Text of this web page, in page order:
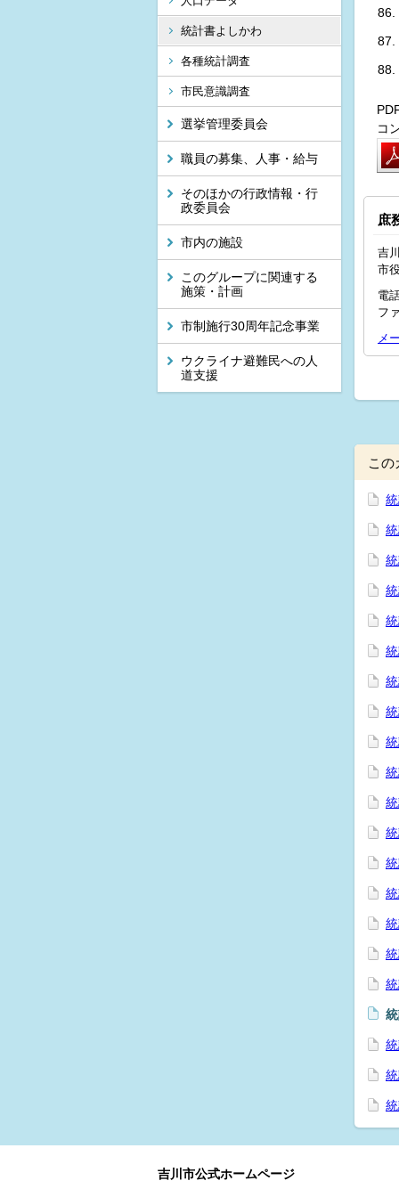
統計書よしかわ
各種統計調査
市民意識調査
選挙管理委員会
職員の募集、人事・給与
そのほかの行政情報・行
政委員会
市内の施設
このグループに関連する
施策・計画
市制施行30周年記念事業
ウクライナ避難民への人
道支援
コ
庶
吉
市
電
フ
メ
この
吉川市公式ホームページ